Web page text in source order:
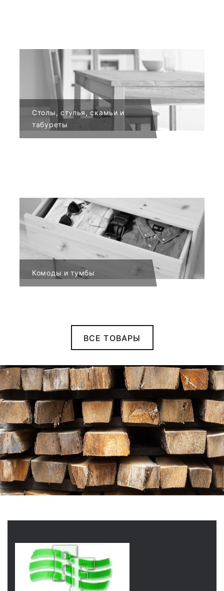
Столы, стулья, скамьи и
табуреты
Комоды и тумбы
ВСЕ ТОВАРЫ